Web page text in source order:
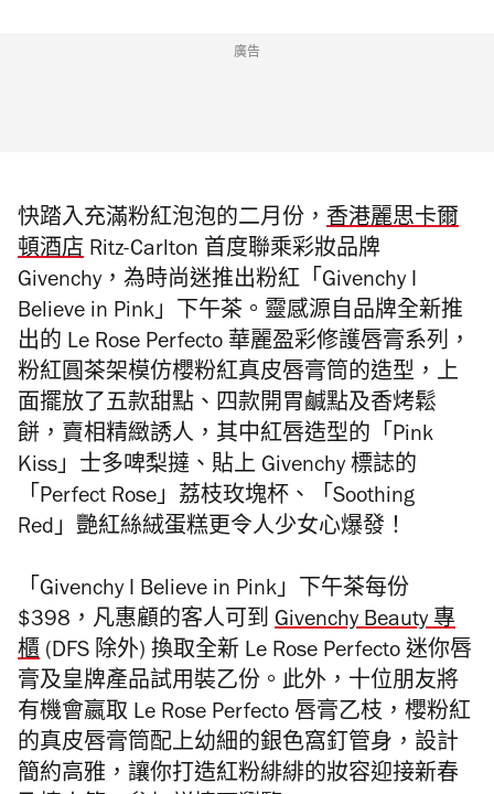
廣告
快踏入充滿粉紅泡泡的二月份， 香港麗思卡爾
頓酒店 Ritz-Carlton 首度聯乘彩妝品牌
Givenchy，為時尚迷推出粉紅「Givenchy I
Believe in Pink」下午茶。靈感源自品牌全新推
出的 Le Rose Perfecto 華麗盈彩修護唇膏系列，
粉紅圓茶架模仿櫻粉紅真皮唇膏筒的造型，上
面擺放了五款甜點、四款開胃鹹點及香烤鬆
餅，賣相精緻誘人，其中紅唇造型的「Pink
Kiss」士多啤梨撻、貼上 Givenchy 標誌的
「Perfect Rose」荔枝玫塊杯、「Soothing
Red」艷紅絲絨蛋糕更令人少女心爆發！
「Givenchy I Believe in Pink」下午茶每份
$398，凡惠顧的客人可到 Givenchy Beauty 專
櫃 (DFS 除外) 換取全新 Le Rose Perfecto 迷你唇
膏及皇牌產品試用裝乙份。此外，十位朋友將
有機會嬴取 Le Rose Perfecto 唇膏乙枝，櫻粉紅
的真皮唇膏筒配上幼細的銀色窩釘管身，設計
簡約高雅，讓你打造紅粉緋緋的妝容迎接新春